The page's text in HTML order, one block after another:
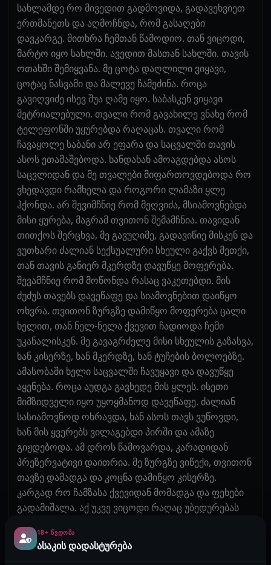
სახლამდე რო მივედით გადმოვიდა, გადავეხვიეთ
ერთმანეთს და აღმოჩნდა, რომ გასაღები
დავკარგე. მითხრა ჩემთან წამოდიო. თან ვიცოდი,
მარტო იყო სახლში. ავედით მასთან სახლში. თავის
ოთახში შემიყვანა. მე ცოტა დაღლილი ვიყავი,
ცოტაც ნასვამი და მალევე ჩამეძინა. როცა
გავიღვიძე ისევ შუა ღამე იყო. საბასკენ ვიყავი
შეტრიალებული. თვალი რომ გავახილე ვნახე რომ
ტელეფონში უყურებდა რაღაცას. თვალი რომ
ჩავაყოლე საბანი არ ეფარა და საცვალში თავის
ასოს ეთამაშებოდა. ხანდახან ამოაგდებდა ასოს
საცვლიდან და მე თვალები მიფართოვდებოდა რო
ვხედავდი რამხელა და როგორი ლამაზი ყლე
ჰქონდა. არ შევიმჩნიე რომ მეღვიძა, მსიამოვნებდა
მისი ყურება, მაგრამ თვითონ შემამჩნია. თავიდან
თითქოს შერცხვა, მე გავუღიმე, გადავიწიე მისკენ და
ვუთხარი ძალიან სექსუალური სხეული გაქვს მეთქი,
თან თავის განიერ მკერდზე დავუწყე მოფერება.
შევამჩნიე რომ მოწონდა რასაც ვაკეთებდი. მის
ძუძუს თავებს დავეწაფე და სიამოვნებით დაიწყო
ოხვრა. თვითონ ზურგზე დამიწყო მოფერება ცალი
ხელით, თან ნელ-ნელა ქვევით ჩადიოდა ჩემი
უკანალისკენ. მე გავაგრძელე მისი სხეულის გაზასვა,
ხან კისერზე, ხან მკერდზე, ხან ტუჩების ბოლოებზე.
ამასობაში ხელი საცვალში ჩავუყავი და დავუწყე
აყენება. როცა აუდგა გავხედე მის ყლეს. ისეთი
მიმზიდველი იყო უყოყმანოდ დავეწაფე. ძალიან
სასიამოვნოდ ოხრავდა, ხან ასოს თავს ვუწოვდი,
ხან მის ყვერებს ვილაგებდი პირში და ამაზე
გიჟდებოდა. ამ დროს წამოვარდა, კარადიდან
პრეზერვატივი დაითრია. მე ზურგზე ვიწექი, თვითონ
თავზე დამადგა და კოცნა დამიწყო კისერზე.
კარგად რო ჩამზასა ქვევიდან მომადგა და ფეხები
გადამიშალა. აქ უკვე ვიცოდი რაღაც უბედურებას
ფეხები მხარზე შემოილაგა. რამოდენიმე წამი ყლეს
მისვამდა ტრაკზე და მერე ვიგრძენი როგორ
18+ ᲬᲕᲓᲝᲛᲐ
ასაკის დადასტურება